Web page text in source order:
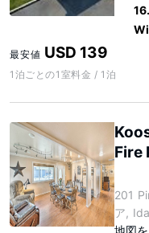
最安値 USD 139
1泊ごとの1室料金 / 1泊
Fire
201
ア,
地図